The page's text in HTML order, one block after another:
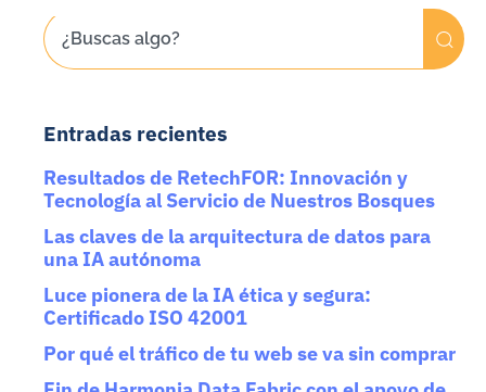
Entradas recientes
Resultados de RetechFOR: Innovación y
Tecnología al Servicio de Nuestros Bosques
Las claves de la arquitectura de datos para
una IA autónoma
Luce pionera de la IA ética y segura:
Certificado ISO 42001
Por qué el tráfico de tu web se va sin comprar